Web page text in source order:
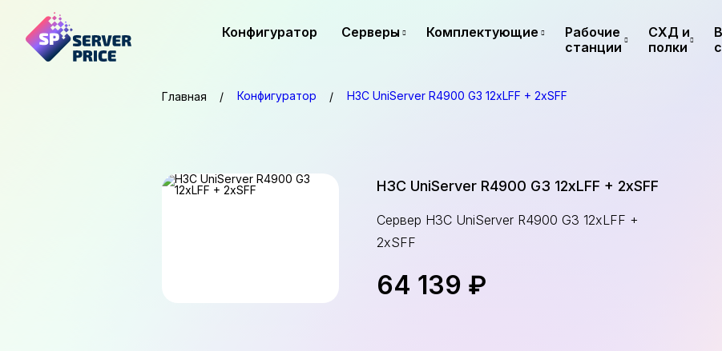
Конфигуратор Серверы Комплектующие
Рабочие
станции
СХД и
полки
Главная Конфигуратор H3C UniServer R4900 G3 12xLFF + 2xSFF
H3C UniServer R4900 G3 12xLFF + 2xSFF
Сервер H3C UniServer R4900 G3 12xLFF +
2xSFF
64 139 ₽